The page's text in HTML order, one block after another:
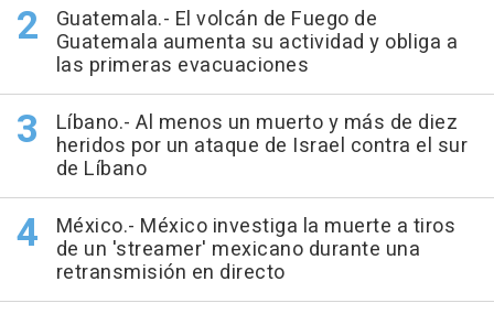
Guatemala.- El volcán de Fuego de
Guatemala aumenta su actividad y obliga a
las primeras evacuaciones
Líbano.- Al menos un muerto y más de diez
heridos por un ataque de Israel contra el sur
de Líbano
México.- México investiga la muerte a tiros
de un 'streamer' mexicano durante una
retransmisión en directo